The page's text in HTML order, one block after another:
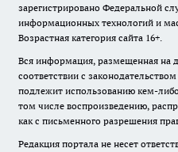
зарегистрировано Федеральной
информационных технологий и
Возрастная категория сайта 16+.
Вся информация, размещенная на
соответствии с
подлежит использованию кем-
том числе воспроизведению,
как с письменного разрешения
Редакция портала не несет